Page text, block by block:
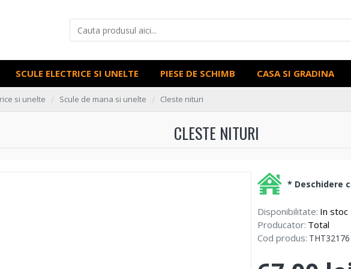
SCULE ELECTRICE SI UNELTE PIESE DE SCHIMB CASA SI GRADINA
si unelte Scule de mana si unelte Cleste nituri
CLESTE NITURI
Disponibilitate: In stoc
Producator: Total
Cod produs: THT32176
* Deschidere